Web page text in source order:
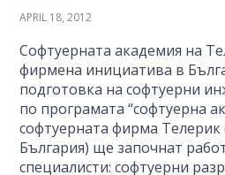
APRIL 18, 2012
Софтуерната академия на
фирмена инициатива в
подготовка на софтуерни
по програмата “софтуерна
софтуерната фирма
България) ще започнат
специалисти: софтуерни